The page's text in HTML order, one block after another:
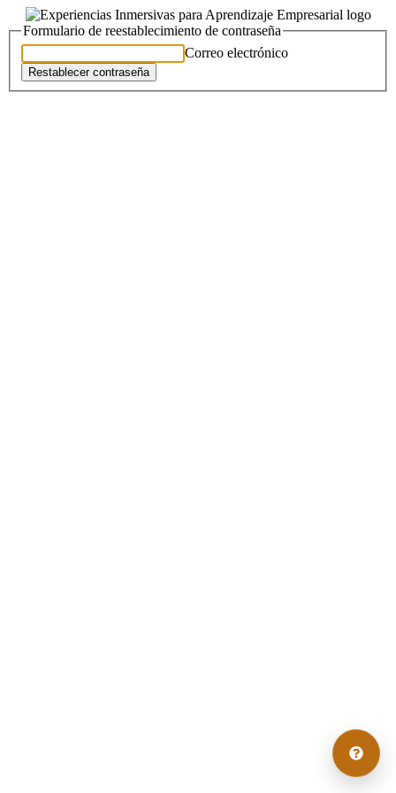
Formulario de reestablecimiento de contraseña
Correo electrónico